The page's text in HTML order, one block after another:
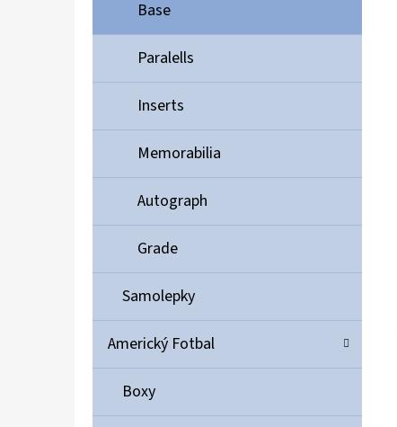
Base
Paralells
Inserts
Memorabilia
Autograph
Grade
Samolepky
Americký Fotbal
Boxy
ULTIMATE GUARD MAGNETIC CARD CASE 35PT